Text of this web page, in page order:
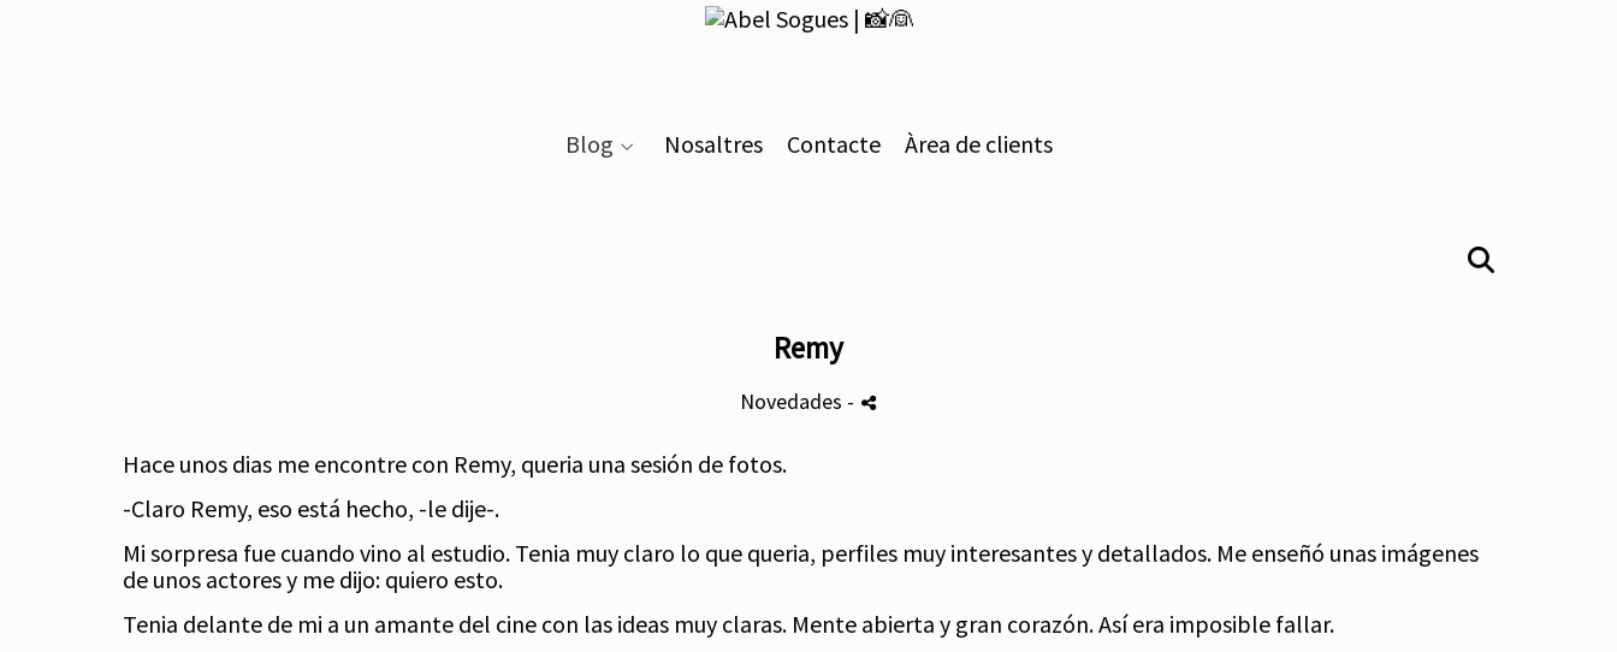
Blog Nosaltres Contacte Àrea de clients
Remy
Novedades -
Hace unos dias me encontre con Remy, queria una sesión de fotos.
-Claro Remy, eso está hecho, -le dije-.
Mi sorpresa fue cuando vino al estudio. Tenia muy claro lo que queria, perfiles muy interesantes y detallados. Me enseñó unas imágenes
de unos actores y me dijo: quiero esto.
Tenia delante de mi a un amante del cine con las ideas muy claras. Mente abierta y gran corazón. Así era imposible fallar.